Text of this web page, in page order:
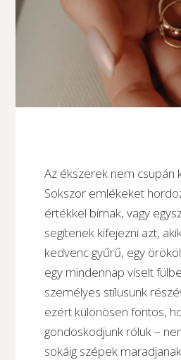
Az ékszerek nem csupán
Sokszor emlékeket
értékkel bírnak, vagy
segítenek kifejezni azt,
kedvenc gyűrű, egy
egy mindennap viselt
személyes stílusunk
ezért különösen fontos,
gondoskodjunk róluk –
sokáig szépek